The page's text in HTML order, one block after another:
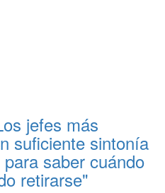
jefes más
suficiente sintonía
saber cuándo
retirarse"